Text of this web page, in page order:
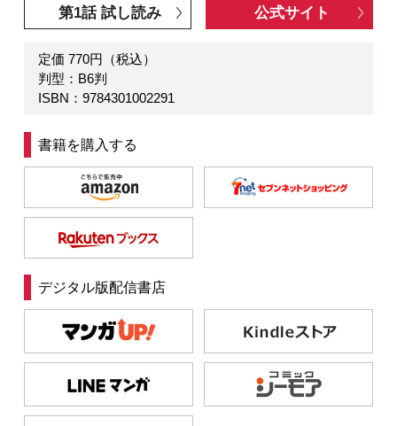
第1話 試し読み 公式サイト
定価 770円（税込）
判型：B6判
ISBN：9784301002291
書籍を購入する
デジタル版配信書店